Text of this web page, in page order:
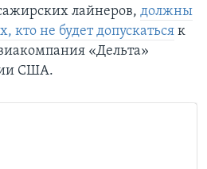
лайнеров, должны
кто не будет допускаться к
«Дельта»
США.